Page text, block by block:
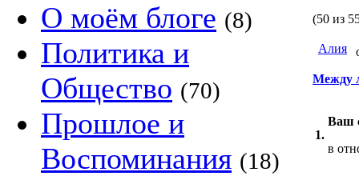
О моём блоге (8)
Политика и
Общество (70)
Прошлое и
Воспоминания (18)
(50 из
Алия
Между
1.
Ваш
в